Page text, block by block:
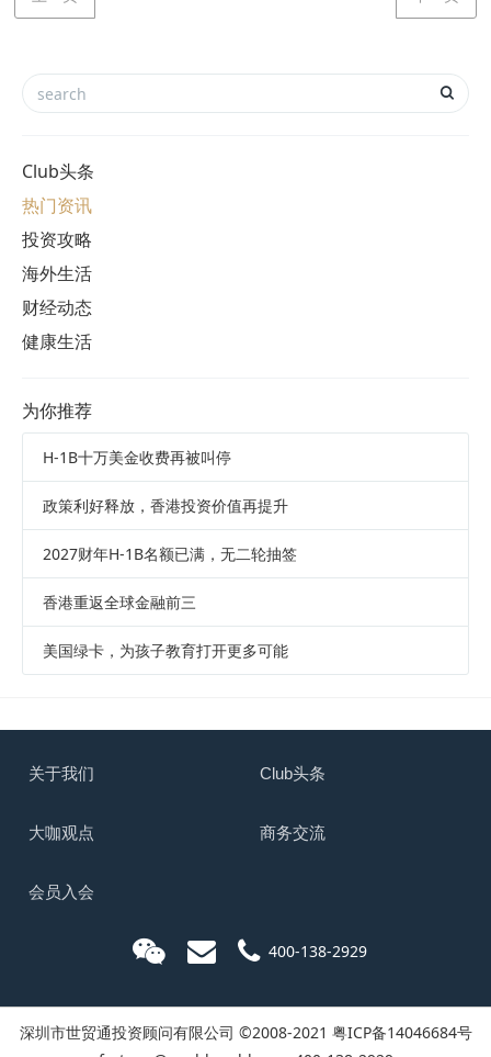
Club头条
热门资讯
投资攻略
海外生活
财经动态
健康生活
为你推荐
H-1B十万美金收费再被叫停
政策利好释放，香港投资价值再提升
2027财年H-1B名额已满，无二轮抽签
香港重返全球金融前三
美国绿卡，为孩子教育打开更多可能
关于我们 Club头条
大咖观点 商务交流
会员入会
400-138-2929
深圳市世贸通投资顾问有限公司 ©2008-2021 粤ICP备14046684号